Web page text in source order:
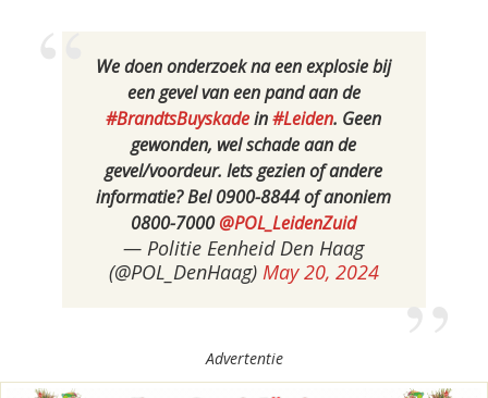
We doen onderzoek na een explosie bij
een gevel van een pand aan de
#BrandtsBuyskadein#Leiden. Geen
gewonden, wel schade aan de
gevel/voordeur. Iets gezien of andere
informatie? Bel 0900-8844 of anoniem
0800-7000@POL_LeidenZuid
— Politie Eenheid Den Haag
(@POL_DenHaag) May 20, 2024
Advertentie